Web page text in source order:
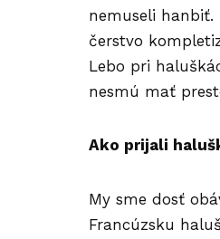
nemuseli hanbiť.
čerstvo
Lebo pri
nesmú mať
Ako prijali
My sme dosť
Francúzsku